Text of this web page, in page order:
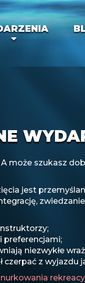
może szukasz
jest
preferencjami;
niezwykłe
z wyjazdu
nurkowania